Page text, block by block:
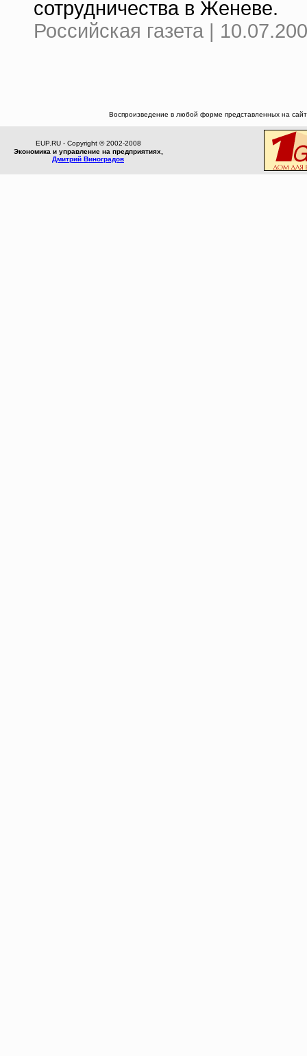
сотрудничества в Женеве.
Российская газета |
Воспроизведение в любой форме представленных на
EUP.RU - Copyright © 2002-2008
Экономика и управление на предприятиях,
Дмитрий Виноградов